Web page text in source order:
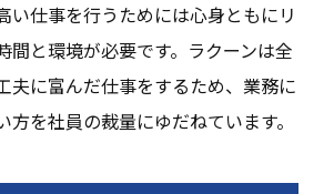
い仕事を行うためには心身ともにリ
間と環境が必要です。ラクーンは全
夫に富んだ仕事をするため、業務に
方を社員の裁量にゆだねています。